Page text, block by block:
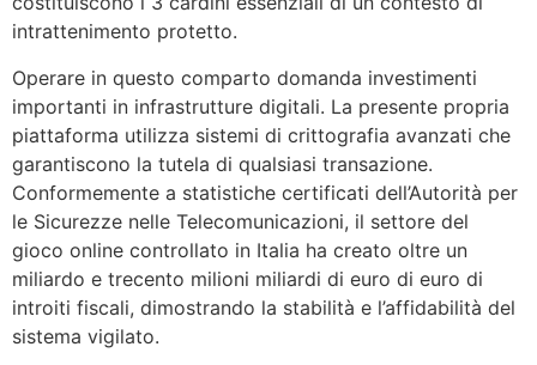
intrattenimento protetto.
Operare in questo comparto domanda investimenti
importanti in infrastrutture digitali. La presente propria
piattaforma utilizza sistemi di crittografia avanzati che
garantiscono la tutela di qualsiasi transazione.
Conformemente a statistiche certificati dell’Autorità per
le Sicurezze nelle Telecomunicazioni, il settore del
gioco online controllato in Italia ha creato oltre un
miliardo e trecento milioni miliardi di euro di euro di
introiti fiscali, dimostrando la stabilità e l’affidabilità del
sistema vigilato.